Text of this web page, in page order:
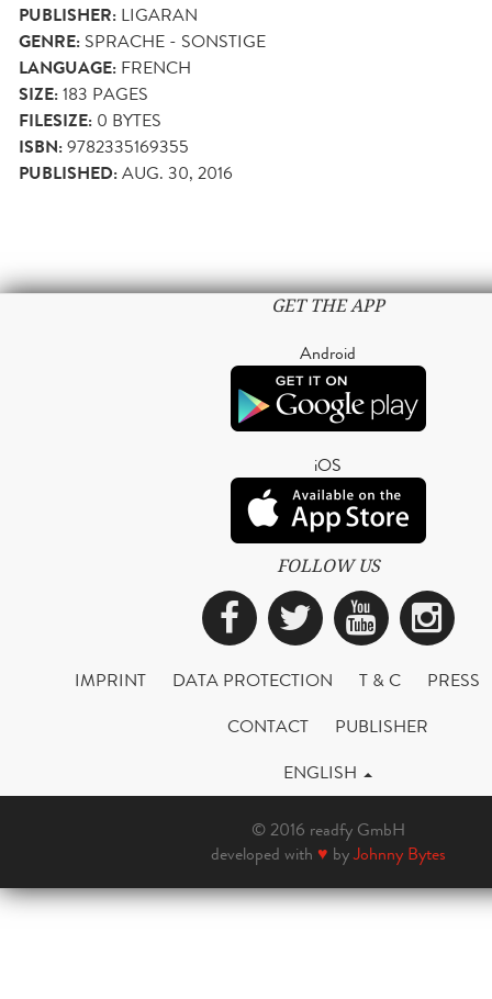
PUBLISHER: LIGARAN
GENRE: SPRACHE - SONSTIGE
LANGUAGE: FRENCH
SIZE:183 PAGES
FILESIZE: 0 BYTES
ISBN:9782335169355
PUBLISHED:AUG. 30, 2016
GET THE APP
Android
iOS
FOLLOW US
Facebook
Twitter
IMPRINT DATA PROTECTION T & C
PRESS
CONTACT
PUBLISHER
ENGLISH
© 2016 readfy GmbH
developed with ♥ byJohnny Bytes